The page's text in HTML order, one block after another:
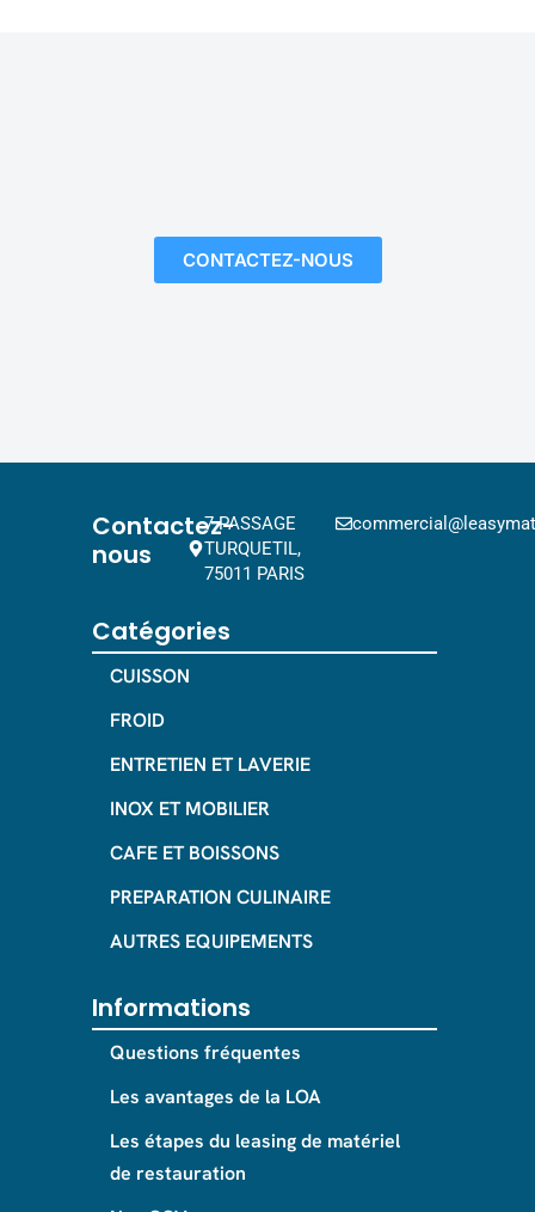
CONTACTEZ-NOUS
Contactez-
nous
7 PASSAGE
TURQUETIL,
75011 PARIS
Catégories
CUISSON
FROID
ENTRETIEN ET LAVERIE
INOX ET MOBILIER
CAFE ET BOISSONS
PREPARATION CULINAIRE
AUTRES EQUIPEMENTS
Informations
Questions fréquentes
Les avantages de la LOA
Les étapes du leasing de matériel
de restauration